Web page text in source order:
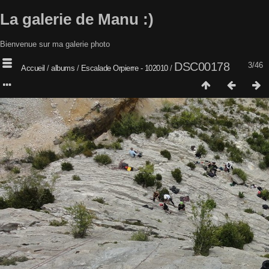
La galerie de Manu :)
Bienvenue sur ma galerie photo
3/46
Accueil / albums / Escalade Orpierre - 102010/ DSC00178